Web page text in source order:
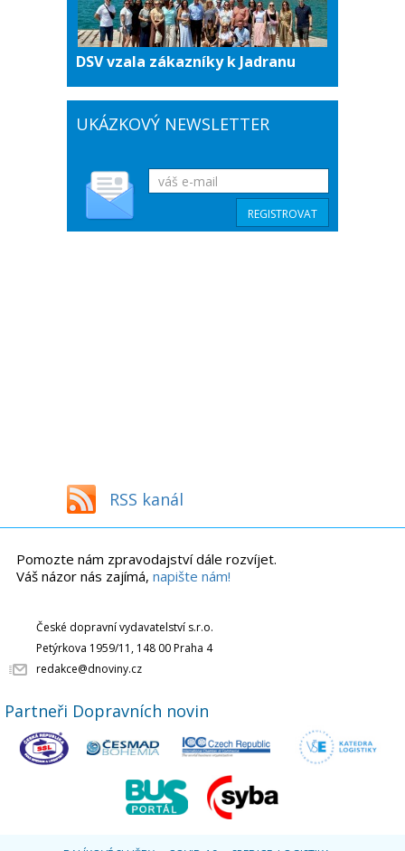
DSV vzala zákazníky k Jadranu
UKÁZKOVÝ NEWSLETTER
RSS kanál
Pomozte nám zpravodajství dále rozvíjet.
Váš názor nás zajímá, napište nám!
České dopravní vydavatelství s.r.o.
Petýrkova 1959/11, 148 00 Praha 4
redakce@dnoviny.cz
Partneři Dopravních novin